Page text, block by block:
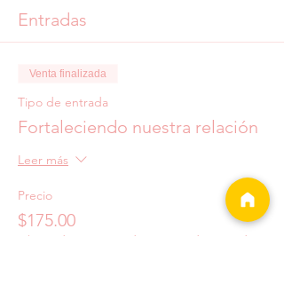
Entradas
Venta finalizada
Tipo de entrada
Fortaleciendo nuestra relación
Leer más
Precio
$175.00
+$4.38 de comisión de servicio de entradas